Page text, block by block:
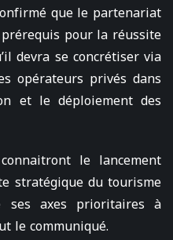
que le partenariat
pour la réussite
devra se concrétiser via
opérateurs privés dans
et le déploiement des
le lancement
stratégique du tourisme
ses axes prioritaires à
le communiqué.